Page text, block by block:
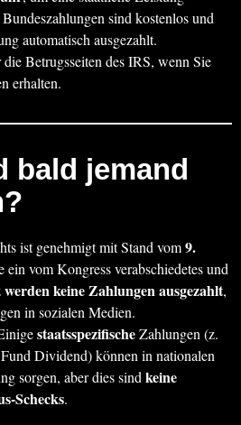
sind kostenlos und
automatisch ausgezahlt.
die Betrugsseiten des IRS, wenn Sie
erhalten.
jemand
ist genehmigt mit Stand vom9.
ein vom Kongress verabschiedetes und
werden keine Zahlungen ausgezahlt,
in sozialen Medien.
staatsspezifischeZahlungen (z.
Dividend) können in nationalen
sorgen, aber dies sindkeine
Schecks.